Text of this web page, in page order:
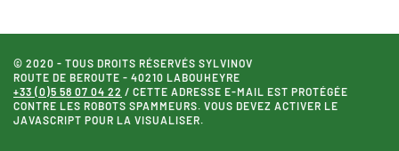
© 2020 - TOUS DROITS RÉSERVÉS SYLVINOV
ROUTE DE BEROUTE - 40210 LABOUHEYRE
+33 (0)5 58 07 04 22 / CETTE ADRESSE E-MAIL EST PROTÉGÉE
CONTRE LES ROBOTS SPAMMEURS. VOUS DEVEZ ACTIVER LE
JAVASCRIPT POUR LA VISUALISER.